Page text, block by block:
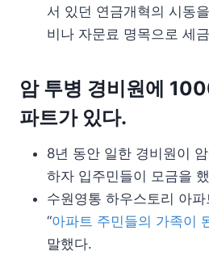
서 있던 연금개혁의 시동
비나 자문료 명목으로 세
암 투병 경비원에
파트가 있다.
8년 동안 일한 경비원이
하자 입주민들이 모금을
수원영통 하우스토리 아
“아파트 주민들의 가족이
말했다.